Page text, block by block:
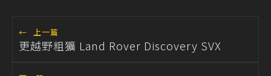
← 上一篇
更越野粗獷 Land Rover Discovery SVX